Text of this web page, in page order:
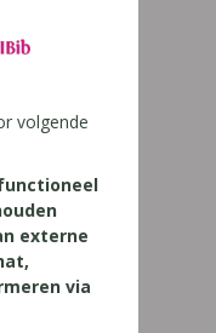
volgende
externe
via